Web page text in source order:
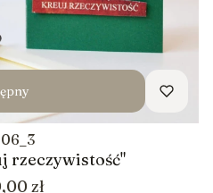
rzeczywistość"
zł